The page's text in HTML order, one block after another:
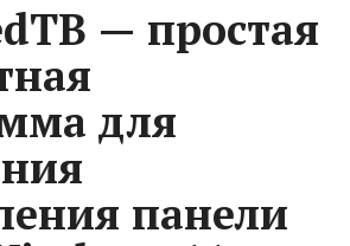
— простая
для
панели